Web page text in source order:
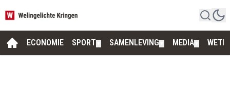
ECONOMIE SPORT SAMENLEVING MEDIA